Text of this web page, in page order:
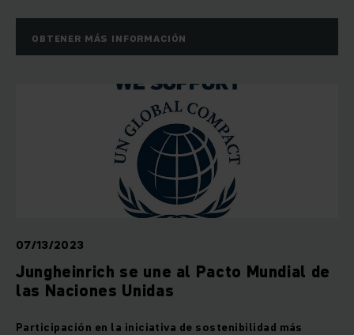
OBTENER MÁS INFORMACIÓN
07/13/2023
Jungheinrich se une al Pacto Mundial de
las Naciones Unidas
Participación en la iniciativa de sostenibilidad más